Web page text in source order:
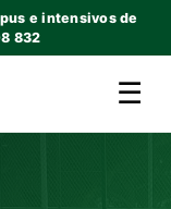
e intensivos de
832
☰